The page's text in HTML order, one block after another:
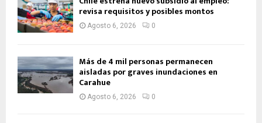
revisa requisitos y posibles montos
Agosto 6, 2026 0
Más de 4 mil personas permanecen
aisladas por graves inundaciones en
Carahue
Agosto 6, 2026 0